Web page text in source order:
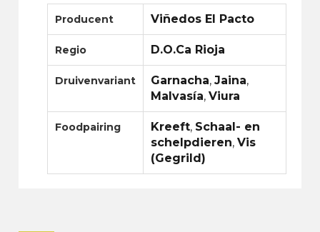
Producent Viñedos El Pacto
Regio D.O.Ca Rioja
Druivenvariant Garnacha,Jaina,
Malvasía,Viura
Foodpairing Kreeft, Schaal- en
schelpdieren,Vis
(Gegrild)